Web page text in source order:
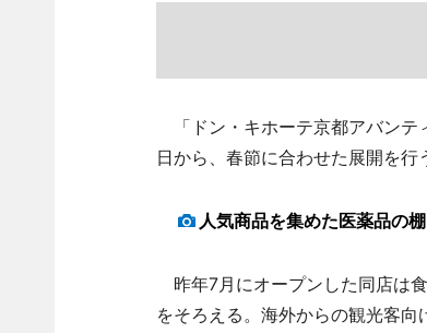
「ドン・キホーテ京都アバンテ
日から、春節に合わせた展開を行
人気商品を集めた医薬品の棚
昨年7月にオープンした同店は
をそろえる。海外からの観光客